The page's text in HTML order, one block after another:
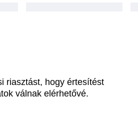
riasztást, hogy értesítést
válnak elérhetővé.